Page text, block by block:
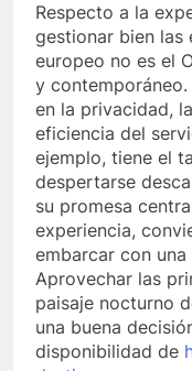
Respecto a la
gestionar bien las
europeo no es el
y
en la privacidad,
eficiencia del
ejemplo, tiene el
despertarse
su promesa
experiencia,
embarcar con
Aprovechar las
paisaje nocturno
una buena
disponibilidad de